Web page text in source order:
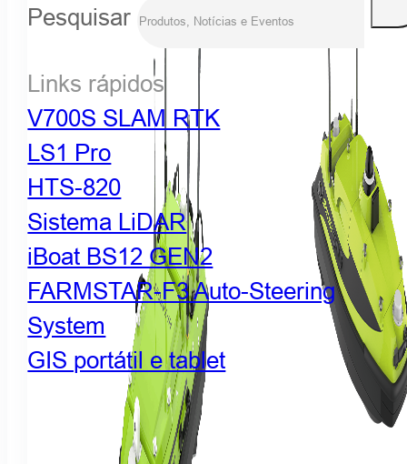
Pesquisar
Links rápidos
V700S SLAM RTK
LS1 Pro
HTS-820
Sistema LiDAR
iBoat BS12 GEN2
FARMSTAR-F3 Auto-Steering
System
GIS portátil e tablet